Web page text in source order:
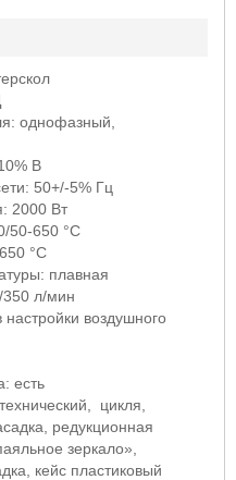
однофазный,
В
50+/-5% Гц
2000 Вт
50-650 °C
°C
плавная
350 л/мин
воздушного
есть
цикля,
редукционная
зеркало»,
кейс пластиковый